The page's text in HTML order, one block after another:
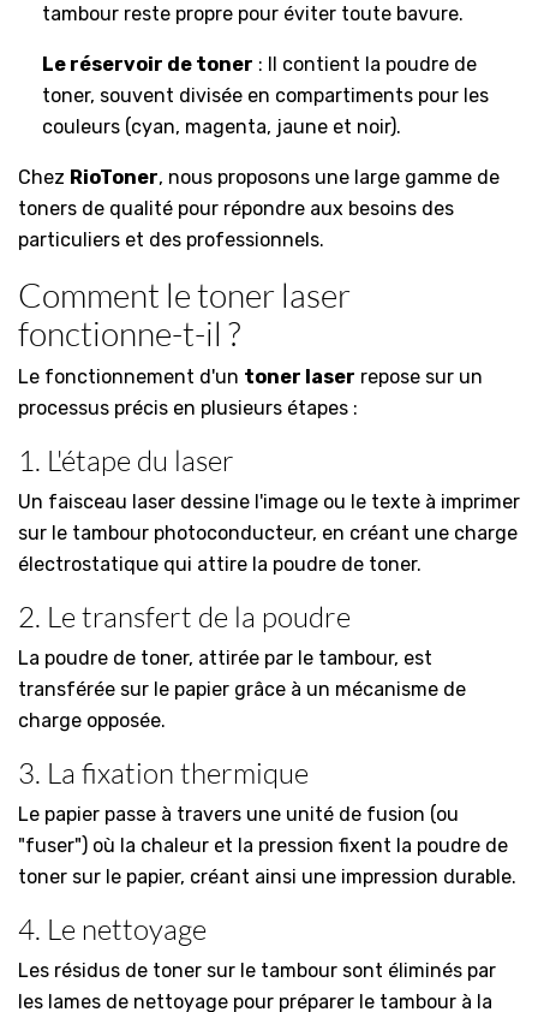
tambour reste propre pour éviter toute bavure.
Le réservoir de toner : Il contient la poudre de
toner, souvent divisée en compartiments pour les
couleurs (cyan, magenta, jaune et noir).
Chez RioToner, nous proposons une large gamme de
toners de qualité pour répondre aux besoins des
particuliers et des professionnels.
Comment le toner laser
fonctionne-t-il ?
Le fonctionnement d'un toner laser repose sur un
processus précis en plusieurs étapes :
1. L'étape du laser
Un faisceau laser dessine l'image ou le texte à imprimer
sur le tambour photoconducteur, en créant une charge
électrostatique qui attire la poudre de toner.
2. Le transfert de la poudre
La poudre de toner, attirée par le tambour, est
transférée sur le papier grâce à un mécanisme de
charge opposée.
3. La fixation thermique
Le papier passe à travers une unité de fusion (ou
"fuser") où la chaleur et la pression fixent la poudre de
toner sur le papier, créant ainsi une impression durable.
4. Le nettoyage
Les résidus de toner sur le tambour sont éliminés par
les lames de nettoyage pour préparer le tambour à la